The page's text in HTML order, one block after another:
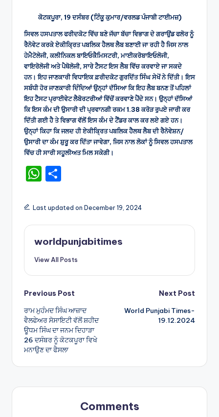
ਕੋਟਕਪੂਰਾ, 19 ਦਸੰਬਰ (ਟਿੰਕੂ ਕੁਮਾਰ/ਵਰਲਡ ਪੰਜਾਬੀ ਟਾਈਮਜ਼)
ਸਿਵਲ ਹਸਪਤਾਲ ਫਰੀਦਕੋਟ ਵਿੱਚ ਬਣੇ ਜੱਚਾ ਬੱਚਾ ਵਿਭਾਗ ਦੇ ਗਰਾਉਂਡ ਫਲੋਰ ਨੂੰ
ਰੈਨੋਵੇਟ ਕਰਕੇ ਏਕੀਕ੍ਰਿਤ ਪਬਲਿਕ ਹੈਲਥ ਲੈਬ ਬਣਾਈ ਜਾ ਰਹੀ ਹੈ ਜਿਸ ਨਾਲ
ਹੇਮੈਟੋਲੇਜੀ, ਕਲੀਨਿਕਲ ਬਾਇਓਕੈਮਿਸਟਰੀ, ਮਾਈਕਰੋਬਾਇਓਲੋਜੀ,
ਵਾਇਰੋਲੋਜੀ ਅਤੇ ਪੈਥੋਲੋਜੀ, ਸਾਰੇ ਟੈਸਟ ਇਸ ਲੈਬ ਵਿੱਚ ਕਰਵਾਏ ਜਾ ਸਕਦੇ
ਹਨ। ਇਹ ਜਾਣਕਾਰੀ ਵਿਧਾਇਕ ਫ਼ਰੀਦਕੋਟ ਗੁਰਦਿੱਤ ਸਿੰਘ ਸੇਖੋਂ ਨੇ ਦਿੱਤੀ। ਇਸ
ਸਬੰਧੀ ਹੋਰ ਜਾਣਕਾਰੀ ਦਿੰਦਿਆਂ ਉਨ੍ਹਾਂ ਦੱਸਿਆ ਕਿ ਇਹ ਲੈਬ ਬਨਣ ਤੋਂ ਪਹਿਲਾਂ
ਇਹ ਟੈਸਟ ਪ੍ਰਾਈਵੇਟ ਲੈਬੋਰਟਰੀਆਂ ਵਿੱਚੋਂ ਕਰਵਾਣੇ ਪੈਂਦੇ ਸਨ। ਉਨ੍ਹਾਂ ਦੱਸਿਆਂ
ਕਿ ਇਸ ਕੰਮ ਦੀ ਉਸਾਰੀ ਦੀ ਪ੍ਰਵਾਨਗੀ ਰਕਮ 1.38 ਕਰੋੜ ਰੁਪਏ ਜਾਰੀ ਕਰ
ਦਿੱਤੀ ਗਈ ਹੈ ਤੇ ਵਿਭਾਗ ਵੱਲੋਂ ਇਸ ਕੰਮ ਦੇ ਟੈਂਡਰ ਕਾਲ ਕਰ ਲਏ ਗਏ ਹਨ।
ਉਨ੍ਹਾਂ ਕਿਹਾ ਕਿ ਜਲਦ ਹੀ ਏਕੀਕ੍ਰਿਤ ਪਬਲਿਕ ਹੈਲਥ ਲੈਬ ਦੀ ਰੈਨੋਵੇਸ਼ਨ/
ਉਸਾਰੀ ਦਾ ਕੰਮ ਸ਼ੁਰੂ ਕਰ ਦਿੱਤਾ ਜਾਵੇਗਾ, ਜਿਸ ਨਾਲ ਲੋਕਾਂ ਨੂੰ ਸਿਵਲ ਹਸਪਤਾਲ
ਵਿੱਚ ਹੀ ਸਾਰੀ ਸਹੂਲੀਅਤ ਮਿਲ ਸਕੇਗੀ।
W
a
ts
A
p
ar
e
Last updated on December 19, 2024
worldpunjabitimes
View All Posts
Post
navigation
Previous Post
ਰਾਮ ਮੁਹੰਮਦ ਸਿੰਘ ਆਜ਼ਾਦ
ਵੈਲਫੇਅਰ ਸੋਸਾਇਟੀ ਵੱਲੋਂ ਸ਼ਹੀਦ
ਊਧਮ ਸਿੰਘ ਦਾ ਜਨਮ ਦਿਹਾੜਾ
26 ਦਸੰਬਰ ਨੂੰ ਕੋਟਕਪੂਰਾ ਵਿਖੇ
ਮਨਾਉਣ ਦਾ ਫੈਸਲਾ
Next Post
World Punjabi Times-
19.12.2024
Comments